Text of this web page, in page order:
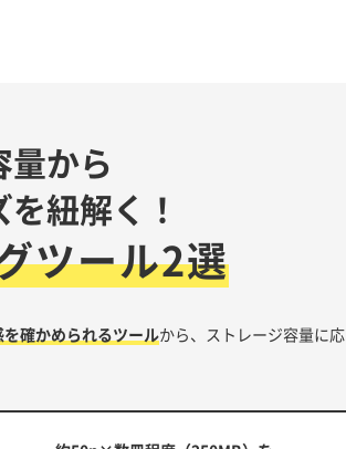
量から
紐解く！
ツール2選
確かめられるツールから、ストレージ容量に応